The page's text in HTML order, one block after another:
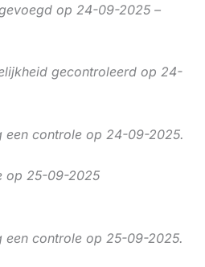
op 24-09-2025 –
gecontroleerd op 24-
een controle op 24-09-2025.
op 25-09-2025
een controle op 25-09-2025.